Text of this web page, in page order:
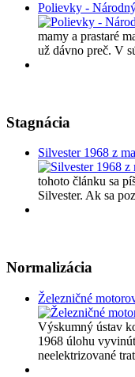
Polievky -
mamy a prastaré
už dávno preč. V
Stagnácia
Silvester 1968 z
tohoto článku sa
Silvester. Ak sa
Normalizácia
Železničné
Výskumný ústav
1968 úlohu
neelektrizované